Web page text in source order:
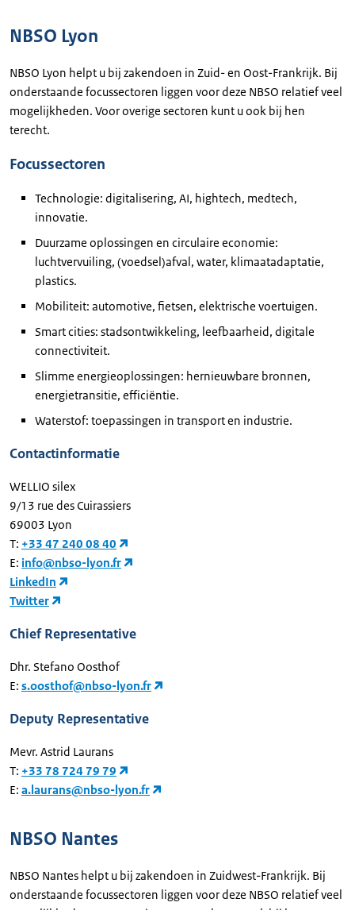
NBSO Lyon
NBSO Lyon helpt u bij zakendoen in Zuid- en Oost-Frankrijk. Bij
onderstaande focussectoren liggen voor deze NBSO relatief veel
mogelijkheden. Voor overige sectoren kunt u ook bij hen
terecht.
Focussectoren
Technologie: digitalisering, AI, hightech, medtech,
innovatie.
Duurzame oplossingen en circulaire economie:
luchtvervuiling, (voedsel)afval, water, klimaatadaptatie,
plastics.
Mobiliteit: automotive, fietsen, elektrische voertuigen.
Smart cities: stadsontwikkeling, leefbaarheid, digitale
connectiviteit.
Slimme energieoplossingen: hernieuwbare bronnen,
energietransitie, efficiëntie.
Waterstof: toepassingen in transport en industrie.
Contactinformatie
WELLIO silex
9/13 rue des Cuirassiers
69003 Lyon
T: +33 47 240 08 40
E: info@nbso-lyon.fr
LinkedIn
Twitter
Chief Representative
Dhr. Stefano Oosthof
E: s.oosthof@nbso-lyon.fr
Deputy Representative
Mevr. Astrid Laurans
T: +33 78 724 79 79
E: a.laurans@nbso-lyon.fr
NBSO Nantes
NBSO Nantes helpt u bij zakendoen in Zuidwest-Frankrijk. Bij
onderstaande focussectoren liggen voor deze NBSO relatief veel